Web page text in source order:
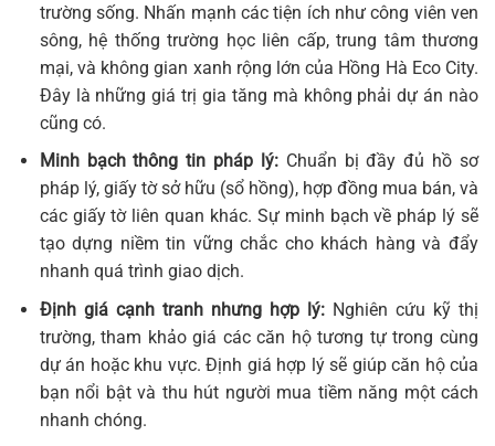
trường sống. Nhấn mạnh các tiện ích như công viên ven
sông, hệ thống trường học liên cấp, trung tâm thương
mại, và không gian xanh rộng lớn của Hồng Hà Eco City.
Đây là những giá trị gia tăng mà không phải dự án nào
cũng có.
Minh bạch thông tin pháp lý:Chuẩn bị đầy đủ hồ sơ
pháp lý, giấy tờ sở hữu (sổ hồng), hợp đồng mua bán, và
các giấy tờ liên quan khác. Sự minh bạch về pháp lý sẽ
tạo dựng niềm tin vững chắc cho khách hàng và đẩy
nhanh quá trình giao dịch.
Định giá cạnh tranh nhưng hợp lý:Nghiên cứu kỹ thị
trường, tham khảo giá các căn hộ tương tự trong cùng
dự án hoặc khu vực. Định giá hợp lý sẽ giúp căn hộ của
bạn nổi bật và thu hút người mua tiềm năng một cách
nhanh chóng.